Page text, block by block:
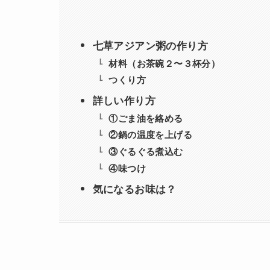
七草アジアン粥の作り方
材料（お茶碗２〜３杯分）
つくり方
詳しい作り方
①ごま油を絡める
②鍋の温度を上げる
③ぐるぐる煮込む
④味つけ
気になるお味は？